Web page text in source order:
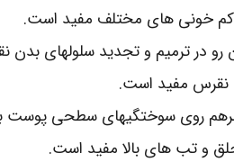
کم خونی‌ های مختلف مفید است.
نقرس مفید است.
روی سوختگیهای سطحی پوست
و تب های بالا مفید است.